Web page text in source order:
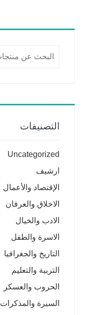
التصنيفات
Uncategorized
ارشيف
الإقتصاد والأعمال
الاخلاق والعرفان
الادب والخيال
الاسرة والطفل
التاريخ والجغرافيا
التربية والتعليم
الحروب والعسكر
السيرة والمذكرات